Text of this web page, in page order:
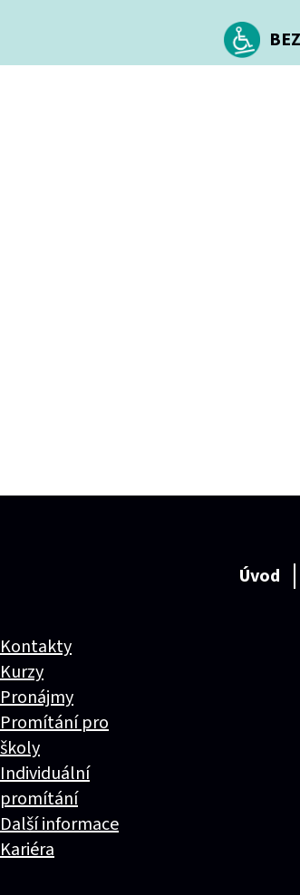
Úvod
Kontakty
Kurzy
Pronájmy
Promítání pro
školy
Individuální
promítání
Další informace
Kariéra